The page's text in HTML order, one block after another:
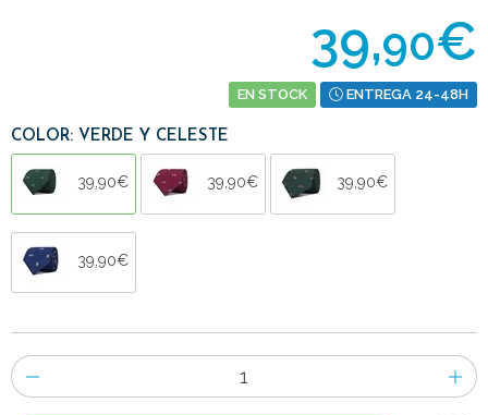
39,90€
EN STOCK ENTREGA 24-48H
COLOR: VERDE Y CELESTE
39,90€ 39,90€ 39,90€
39,90€
Número
de